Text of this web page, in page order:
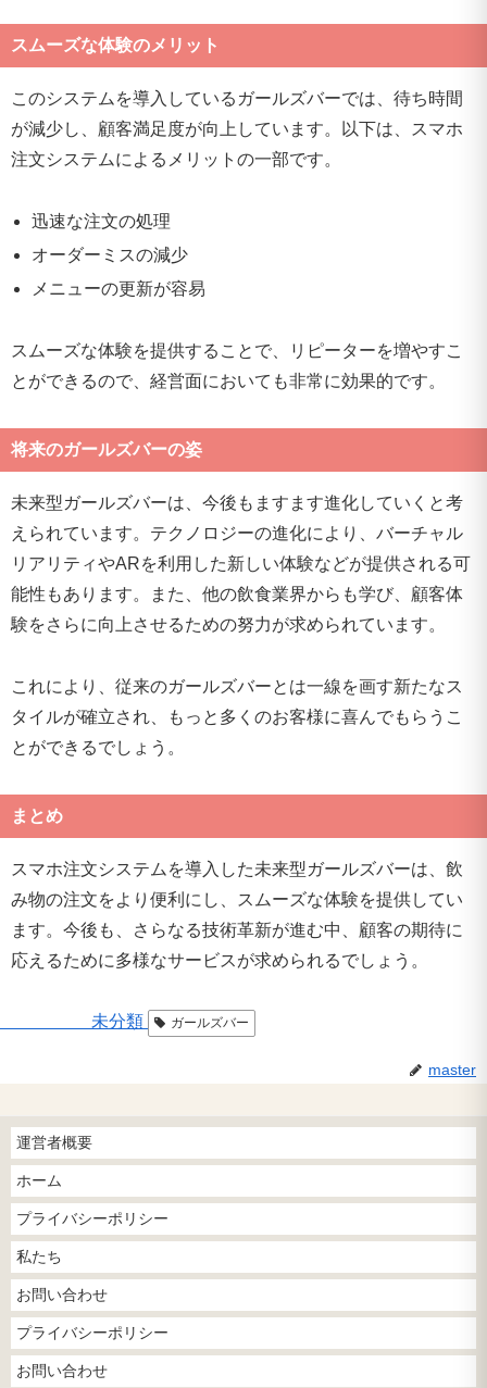
スムーズな体験のメリット
このシステムを導入しているガールズバーでは、待ち時間
が減少し、顧客満足度が向上しています。以下は、スマホ
注文システムによるメリットの一部です。
迅速な注文の処理
オーダーミスの減少
メニューの更新が容易
スムーズな体験を提供することで、リピーターを増やすこ
とができるので、経営面においても非常に効果的です。
将来のガールズバーの姿
未来型ガールズバーは、今後もますます進化していくと考
えられています。テクノロジーの進化により、バーチャル
リアリティやARを利用した新しい体験などが提供される可
能性もあります。また、他の飲食業界からも学び、顧客体
験をさらに向上させるための努力が求められています。
これにより、従来のガールズバーとは一線を画す新たなス
タイルが確立され、もっと多くのお客様に喜んでもらうこ
とができるでしょう。
まとめ
スマホ注文システムを導入した未来型ガールズバーは、飲
み物の注文をより便利にし、スムーズな体験を提供してい
ます。今後も、さらなる技術革新が進む中、顧客の期待に
応えるために多様なサービスが求められるでしょう。
未分類 ガールズバー
master
運営者概要
ホーム
プライバシーポリシー
私たち
お問い合わせ
プライバシーポリシー
お問い合わせ